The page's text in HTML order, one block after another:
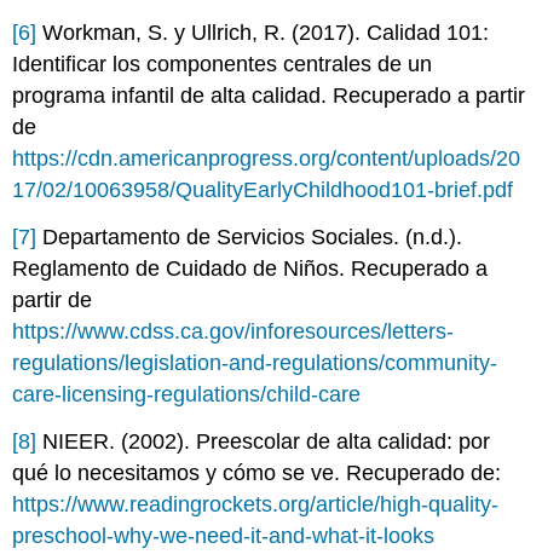
[6] Workman, S. y Ullrich, R. (2017). Calidad 101:
Identificar los componentes centrales de un
programa infantil de alta calidad. Recuperado a partir
de
https://cdn.americanprogress.org/content/uploads/20
17/02/10063958/QualityEarlyChildhood101-brief.pdf
[7] Departamento de Servicios Sociales. (n.d.).
Reglamento de Cuidado de Niños. Recuperado a
partir de
https://www.cdss.ca.gov/inforesources/letters-
regulations/legislation-and-regulations/community-
care-licensing-regulations/child-care
[8] NIEER. (2002). Preescolar de alta calidad: por
qué lo necesitamos y cómo se ve. Recuperado de:
https://www.readingrockets.org/article/high-quality-
preschool-why-we-need-it-and-what-it-looks